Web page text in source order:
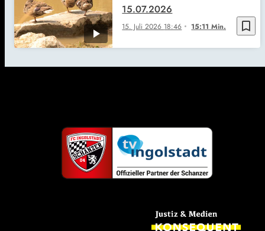
bookmark_border
15. Juli 2026 18:46 15:11 Min.
15.07.2026